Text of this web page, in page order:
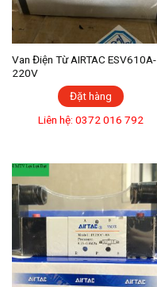
Van Điện Từ AIRTAC ESV610A-
220V
Đặt hàng
Liên hệ: 0372 016 792